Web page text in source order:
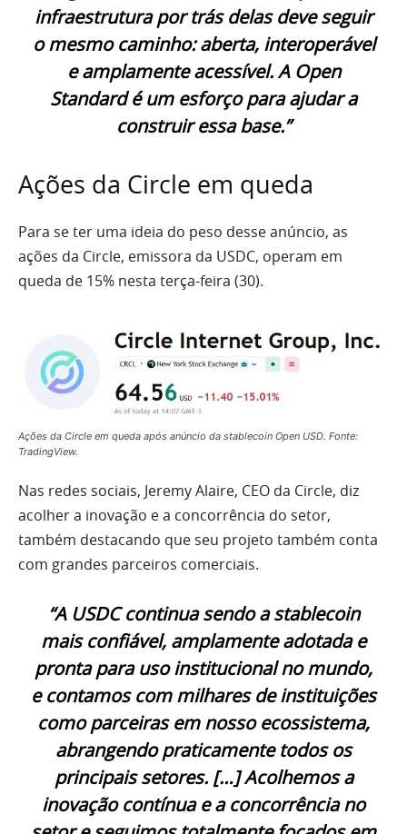
infraestrutura por trás delas deve seguir
o mesmo caminho: aberta, interoperável
e amplamente acessível. A Open
Standard é um esforço para ajudar a
construir essa base.”
Ações da Circle em queda
Para se ter uma ideia do peso desse anúncio, as
ações da Circle, emissora da USDC, operam em
queda de 15% nesta terça-feira (30).
Ações da Circle em queda após anúncio da stablecoin Open USD. Fonte:
TradingView.
Nas redes sociais, Jeremy Alaire, CEO da Circle, diz
acolher a inovação e a concorrência do setor,
também destacando que seu projeto também conta
com grandes parceiros comerciais.
“A USDC continua sendo a stablecoin
mais confiável, amplamente adotada e
pronta para uso institucional no mundo,
e contamos com milhares de instituições
como parceiras em nosso ecossistema,
abrangendo praticamente todos os
principais setores. […] Acolhemos a
inovação contínua e a concorrência no